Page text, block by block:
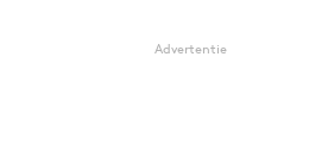
Advertentie